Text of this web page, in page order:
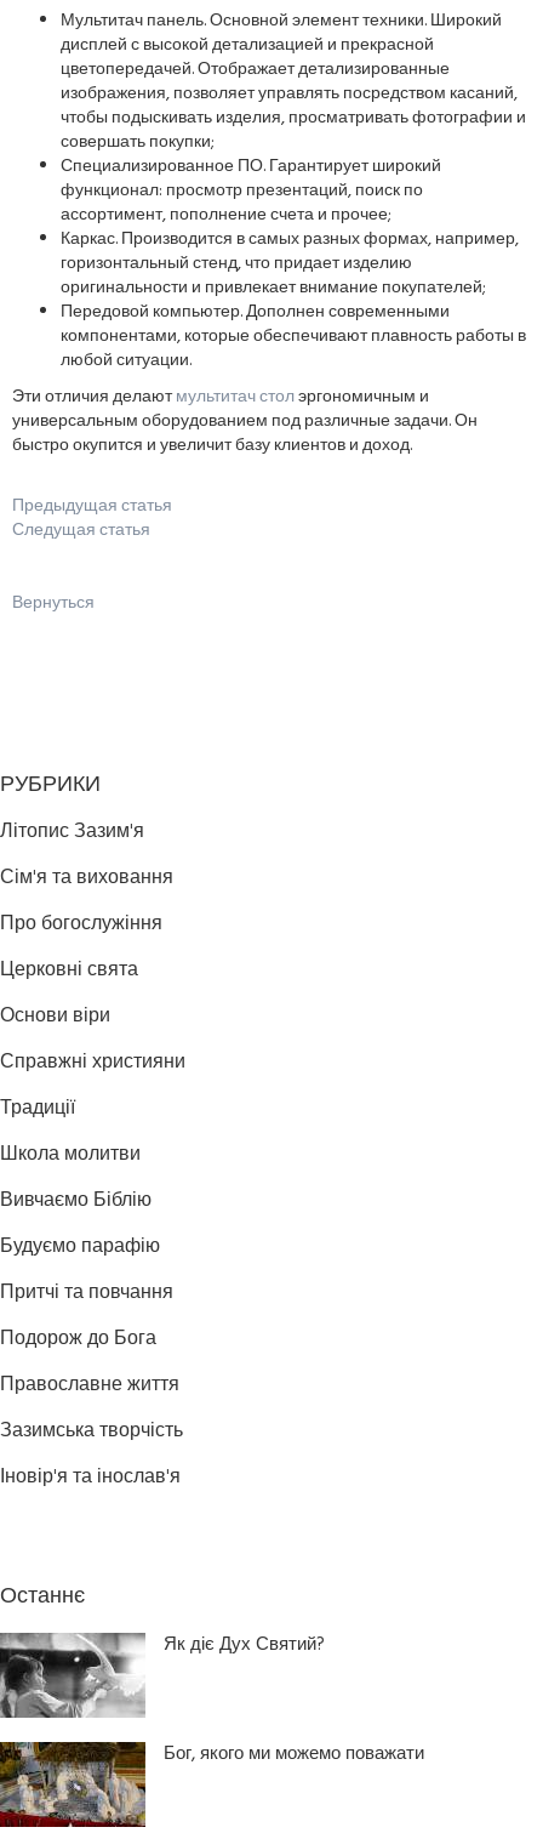
Мультитач панель. Основной элемент техники. Широкий
дисплей с высокой детализацией и прекрасной
цветопередачей. Отображает детализированные
изображения, позволяет управлять посредством касаний,
чтобы подыскивать изделия, просматривать фотографии и
совершать покупки;
Специализированное ПО. Гарантирует широкий
функционал: просмотр презентаций, поиск по
ассортимент, пополнение счета и прочее;
Каркас. Производится в самых разных формах, например,
горизонтальный стенд, что придает изделию
оригинальности и привлекает внимание покупателей;
Передовой компьютер. Дополнен современными
компонентами, которые обеспечивают плавность работы в
любой ситуации.
Эти отличия делаютмультитач столэргономичным и
универсальным оборудованием под различные задачи. Он
быстро окупится и увеличит базу клиентов и доход.
Предыдущая статья
Следущая статья
Вернуться
РУБРИКИ
Літопис Зазим'я
Сім'я та виховання
Про богослужіння
Церковні свята
Основи віри
Справжні християни
Традиції
Школа молитви
Вивчаємо Біблію
Будуємо парафію
Притчі та повчання
Подорож до Бога
Православне життя
Зазимська творчість
Іновір'я та інослав'я
Останнє
Як діє Дух Святий?
Бог, якого ми можемо поважати